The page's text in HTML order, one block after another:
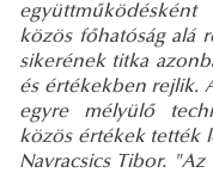
közös főhatóság alá
sikerének titka
és értékekben rejlik.
egyre mélyülő
közös értékek tették
Navracsics Tibor.